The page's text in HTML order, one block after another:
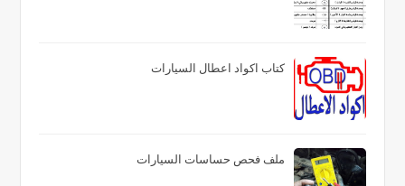
كتاب اكواد اعطال السيارات
ملف فحص حساسات السيارات